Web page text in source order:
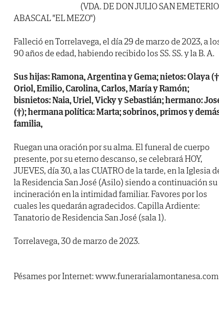
(VDA. DE DON JULIO SAN EMETERIO
ABASCAL "EL MEZO")
Falleció en Torrelavega, el día 29 de marzo de 2023, a
90 años de edad, habiendo recibido los SS. SS. y la B. A.
Sus hijas: Ramona, Argentina y Gema; nietos: Olaya
Oriol, Emilio, Carolina, Carlos, María y Ramón;
bisnietos: Naia, Uriel, Vicky y Sebastián; hermano:
(†); hermana política: Marta; sobrinos, primos y
familia,
Ruegan una oración por su alma. El funeral de cuerpo
presente, por su eterno descanso, se celebrará HOY,
JUEVES, día 30, a las CUATRO de la tarde, en la Iglesia
la Residencia San José (Asilo) siendo a continuación su
incineración en la intimidad familiar. Favores por los
cuales les quedarán agradecidos. Capilla Ardiente:
Tanatorio de Residencia San José (sala 1).
Torrelavega, 30 de marzo de 2023.
Pésames por Internet: www.funerarialamontanesa.com